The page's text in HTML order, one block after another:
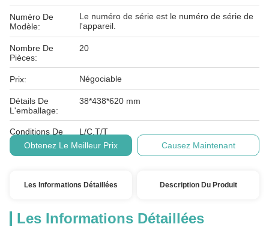
Numéro De
Modèle:
Le numéro de série est le numéro de série de
l'appareil.
Nombre De
Pièces:
20
Prix: Négociable
Détails De
L'emballage:
38*438*620 mm
Conditions De
Paiement:
L/C,T/T
Obtenez Le Meilleur Prix
Causez Maintenant
Les Informations Détaillées Description Du Produit
Les Informations Détaillées